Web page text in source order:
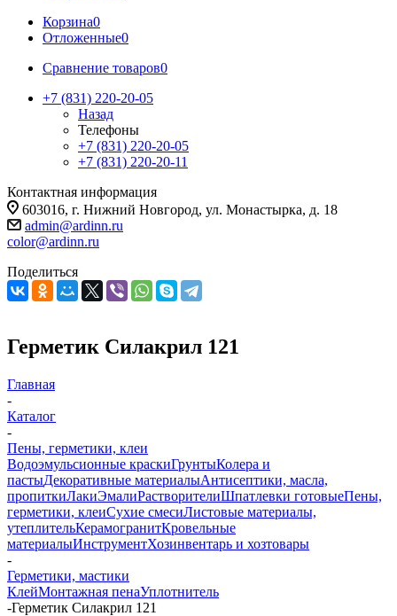
Корзина0
Отложенные0
Сравнение товаров0
+7 (831) 220-20-05
Назад
Телефоны
+7 (831) 220-20-05
+7 (831) 220-20-11
Контактная информация
603016, г. Нижний Новгород, ул. Монастырка, д. 18
admin@ardinn.ru
color@ardinn.ru
Поделиться
Герметик Силакрил 121
Главная
-
Каталог
-
Пены, герметики, клеи
Водоэмульсионные краскиГрунтыКолера и
пастыДекоративные материалыАнтисептики, масла,
пропиткиЛакиЭмалиРастворителиШпатлевки готовыеПены,
герметики, клеиСухие смесиЛистовые материалы,
утеплительКерамогранитКровельные
материалыИнструментХозинвентарь и хозтовары
-
Герметики, мастики
КлейМонтажная пенаУплотнитель
-Герметик Силакрил 121